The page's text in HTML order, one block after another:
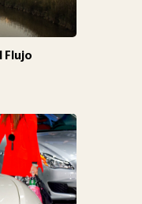
Flujo